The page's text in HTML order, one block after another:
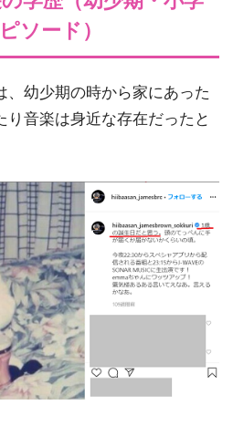
ソード）
、幼少期の時から家にあった
り音楽は身近な存在だったと